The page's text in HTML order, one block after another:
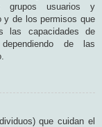
grupos usuarios y
y de los permisos que
las capacidades de
de las
que cuidan el